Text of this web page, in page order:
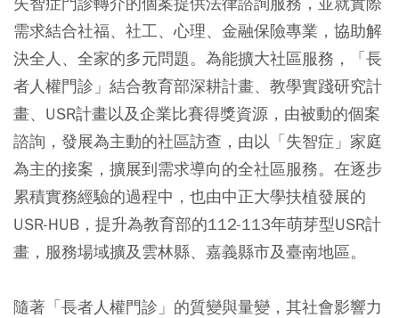
需求結合社福、社工、心理、金融保險專業，協助解
決全人、全家的多元問題。為能擴大社區服務，「長
者人權門診」結合教育部深耕計畫、教學實踐研究計
畫、USR計畫以及企業比賽得獎資源，由被動的個案
諮詢，發展為主動的社區訪查，由以「失智症」家庭
為主的接案，擴展到需求導向的全社區服務。在逐步
累積實務經驗的過程中，也由中正大學扶植發展的
USR-HUB，提升為教育部的112-113年萌芽型USR計
畫，服務場域擴及雲林縣、嘉義縣市及臺南地區。
隨著「長者人權門診」的質變與量變，其社會影響力